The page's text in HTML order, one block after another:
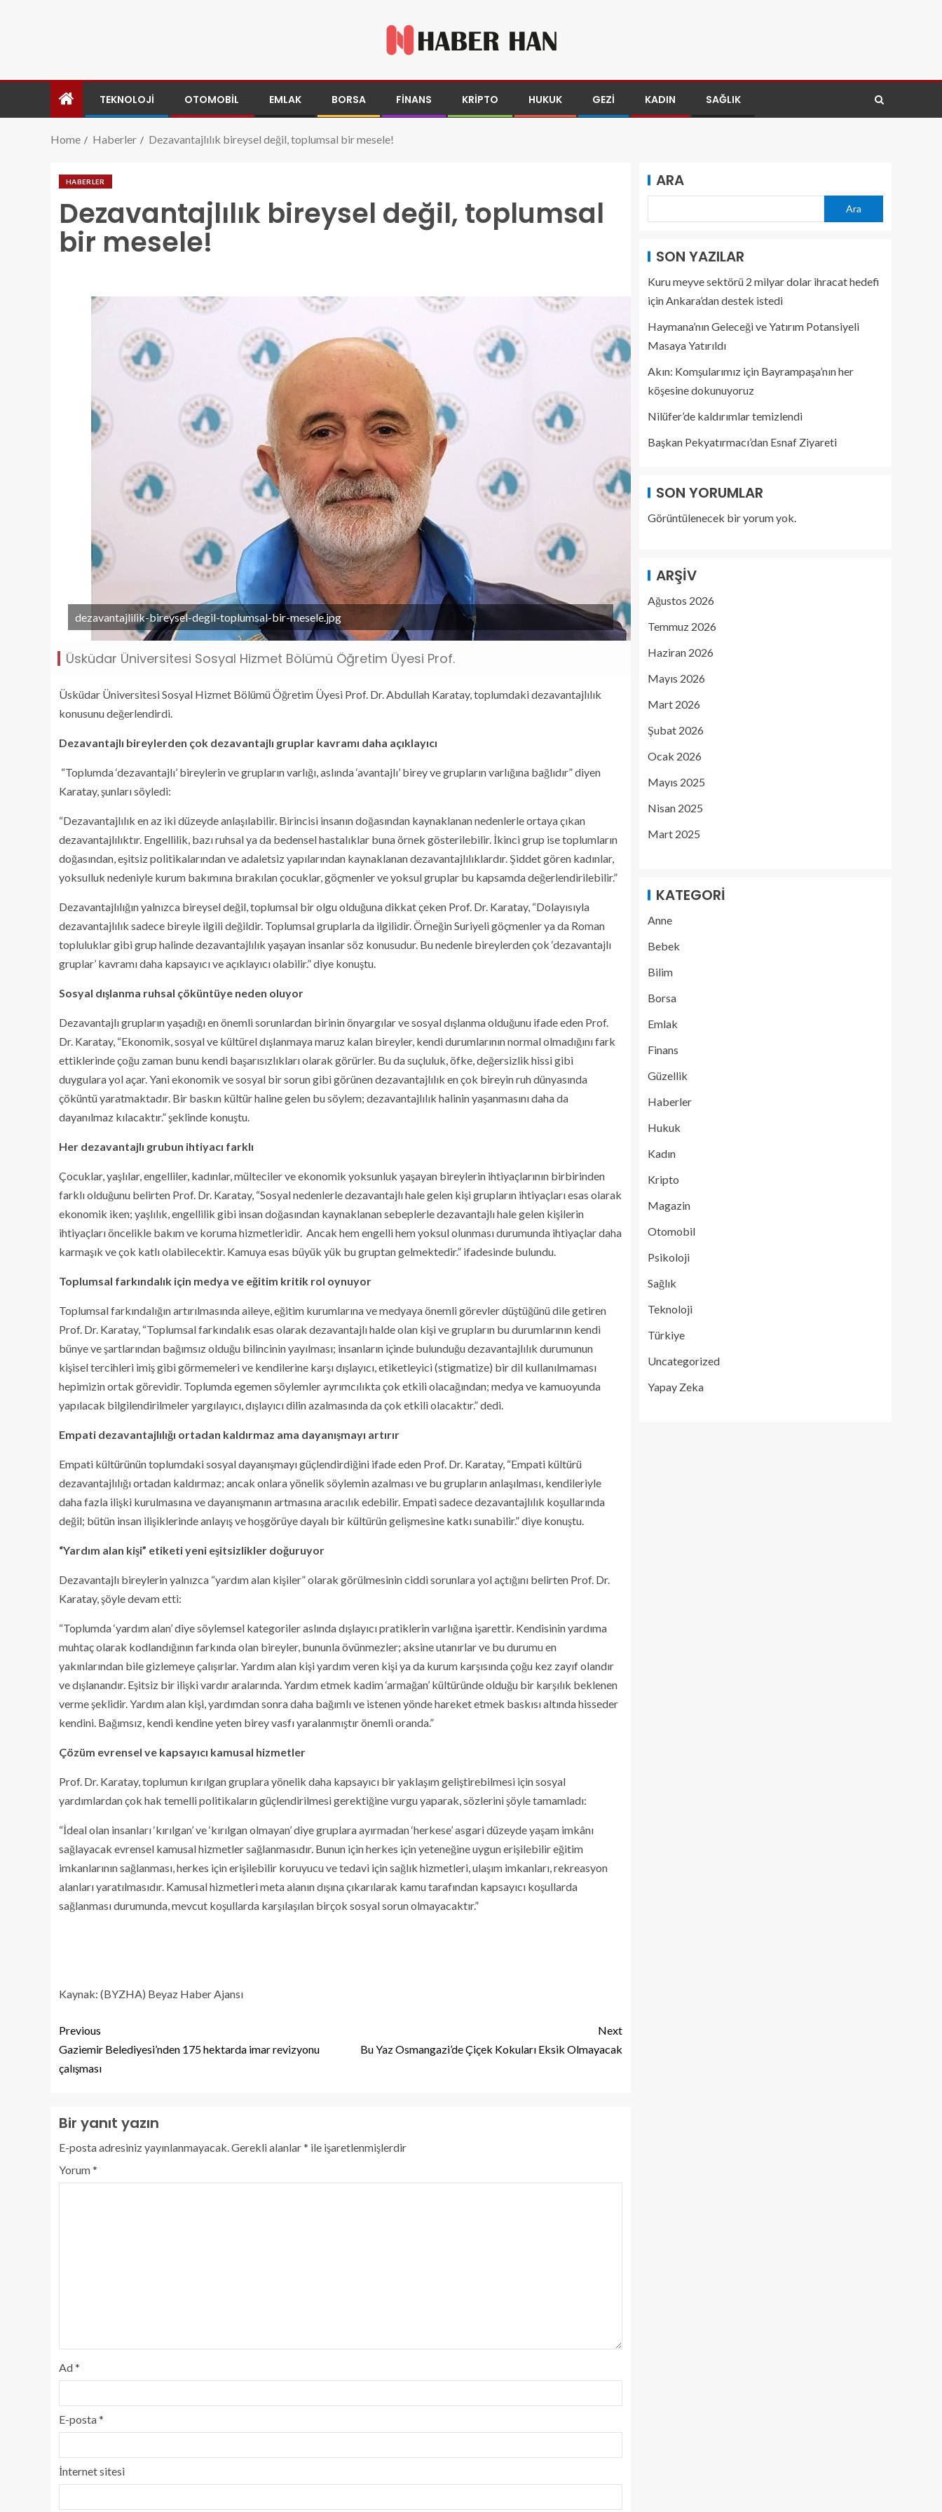
TEKNOLOJI OTOMOBIL EMLAK BORSA FINANS KRIPTO HUKUK GEZI KADIN SAĞLIK
Home Haberler Dezavantajlılık bireysel değil, toplumsal bir mesele!
HABERLER
Dezavantajlılık bireysel değil, toplumsal
bir mesele!
dezavantajlilik-bireysel-degil-toplumsal-bir-mesele.jpg
Üsküdar Üniversitesi Sosyal Hizmet Bölümü Öğretim Üyesi Prof.
Üsküdar Üniversitesi Sosyal Hizmet Bölümü Öğretim Üyesi Prof. Dr. Abdullah Karatay, toplumdaki dezavantajlılık
konusunu değerlendirdi.
Dezavantajlı bireylerden çok dezavantajlı gruplar kavramı daha açıklayıcı
“Toplumda ‘dezavantajlı’ bireylerin ve grupların varlığı, aslında ‘avantajlı’ birey ve grupların varlığına bağlıdır” diyen
Karatay, şunları söyledi:
“Dezavantajlılık en az iki düzeyde anlaşılabilir. Birincisi insanın doğasından kaynaklanan nedenlerle ortaya çıkan
dezavantajlılıktır. Engellilik, bazı ruhsal ya da bedensel hastalıklar buna örnek gösterilebilir. İkinci grup ise toplumların
doğasından, eşitsiz politikalarından ve adaletsiz yapılarından kaynaklanan dezavantajlılıklardır. Şiddet gören kadınlar,
yoksulluk nedeniyle kurum bakımına bırakılan çocuklar, göçmenler ve yoksul gruplar bu kapsamda değerlendirilebilir.”
Dezavantajlılığın yalnızca bireysel değil, toplumsal bir olgu olduğuna dikkat çeken Prof. Dr. Karatay, “Dolayısıyla
dezavantajlılık sadece bireyle ilgili değildir. Toplumsal gruplarla da ilgilidir. Örneğin Suriyeli göçmenler ya da Roman
topluluklar gibi grup halinde dezavantajlılık yaşayan insanlar söz konusudur. Bu nedenle bireylerden çok ‘dezavantajlı
gruplar’ kavramı daha kapsayıcı ve açıklayıcı olabilir.” diye konuştu.
Sosyal dışlanma ruhsal çöküntüye neden oluyor
Dezavantajlı grupların yaşadığı en önemli sorunlardan birinin önyargılar ve sosyal dışlanma olduğunu ifade eden Prof.
Dr. Karatay, “Ekonomik, sosyal ve kültürel dışlanmaya maruz kalan bireyler, kendi durumlarının normal olmadığını fark
ettiklerinde çoğu zaman bunu kendi başarısızlıkları olarak görürler. Bu da suçluluk, öfke, değersizlik hissi gibi
duygulara yol açar. Yani ekonomik ve sosyal bir sorun gibi görünen dezavantajlılık en çok bireyin ruh dünyasında
çöküntü yaratmaktadır. Bir baskın kültür haline gelen bu söylem; dezavantajlılık halinin yaşanmasını daha da
dayanılmaz kılacaktır.” şeklinde konuştu.
Her dezavantajlı grubun ihtiyacı farklı
Çocuklar, yaşlılar, engelliler, kadınlar, mülteciler ve ekonomik yoksunluk yaşayan bireylerin ihtiyaçlarının birbirinden
farklı olduğunu belirten Prof. Dr. Karatay, “Sosyal nedenlerle dezavantajlı hale gelen kişi grupların ihtiyaçları esas olarak
ekonomik iken; yaşlılık, engellilik gibi insan doğasından kaynaklanan sebeplerle dezavantajlı hale gelen kişilerin
ihtiyaçları öncelikle bakım ve koruma hizmetleridir. Ancak hem engelli hem yoksul olunması durumunda ihtiyaçlar daha
karmaşık ve çok katlı olabilecektir. Kamuya esas büyük yük bu gruptan gelmektedir.” ifadesinde bulundu.
Toplumsal farkındalık için medya ve eğitim kritik rol oynuyor
Toplumsal farkındalığın artırılmasında aileye, eğitim kurumlarına ve medyaya önemli görevler düştüğünü dile getiren
Prof. Dr. Karatay, “Toplumsal farkındalık esas olarak dezavantajlı halde olan kişi ve grupların bu durumlarının kendi
bünye ve şartlarından bağımsız olduğu bilincinin yayılması; insanların içinde bulunduğu dezavantajlılık durumunun
kişisel tercihleri imiş gibi görmemeleri ve kendilerine karşı dışlayıcı, etiketleyici (stigmatize) bir dil kullanılmaması
hepimizin ortak görevidir. Toplumda egemen söylemler ayrımcılıkta çok etkili olacağından; medya ve kamuoyunda
yapılacak bilgilendirilmeler yargılayıcı, dışlayıcı dilin azalmasında da çok etkili olacaktır.” dedi.
Empati dezavantajlılığı ortadan kaldırmaz ama dayanışmayı artırır
Empati kültürünün toplumdaki sosyal dayanışmayı güçlendirdiğini ifade eden Prof. Dr. Karatay, “Empati kültürü
dezavantajlılığı ortadan kaldırmaz; ancak onlara yönelik söylemin azalması ve bu grupların anlaşılması, kendileriyle
daha fazla ilişki kurulmasına ve dayanışmanın artmasına aracılık edebilir. Empati sadece dezavantajlılık koşullarında
değil; bütün insan ilişiklerinde anlayış ve hoşgörüye dayalı bir kültürün gelişmesine katkı sunabilir.” diye konuştu.
“Yardım alan kişi” etiketi yeni eşitsizlikler doğuruyor
Dezavantajlı bireylerin yalnızca “yardım alan kişiler” olarak görülmesinin ciddi sorunlara yol açtığını belirten Prof. Dr.
Karatay, şöyle devam etti:
“Toplumda ‘yardım alan’ diye söylemsel kategoriler aslında dışlayıcı pratiklerin varlığına işarettir. Kendisinin yardıma
muhtaç olarak kodlandığının farkında olan bireyler, bununla övünmezler; aksine utanırlar ve bu durumu en
yakınlarından bile gizlemeye çalışırlar. Yardım alan kişi yardım veren kişi ya da kurum karşısında çoğu kez zayıf olandır
ve dışlanandır. Eşitsiz bir ilişki vardır aralarında. Yardım etmek kadim ‘armağan’ kültüründe olduğu bir karşılık beklenen
verme şeklidir. Yardım alan kişi, yardımdan sonra daha bağımlı ve istenen yönde hareket etmek baskısı altında hisseder
kendini. Bağımsız, kendi kendine yeten birey vasfı yaralanmıştır önemli oranda.”
Çözüm evrensel ve kapsayıcı kamusal hizmetler
Prof. Dr. Karatay, toplumun kırılgan gruplara yönelik daha kapsayıcı bir yaklaşım geliştirebilmesi için sosyal
yardımlardan çok hak temelli politikaların güçlendirilmesi gerektiğine vurgu yaparak, sözlerini şöyle tamamladı:
“İdeal olan insanları ‘kırılgan’ ve ‘kırılgan olmayan’ diye gruplara ayırmadan ‘herkese’ asgari düzeyde yaşam imkânı
sağlayacak evrensel kamusal hizmetler sağlanmasıdır. Bunun için herkes için yeteneğine uygun erişilebilir eğitim
imkanlarının sağlanması, herkes için erişilebilir koruyucu ve tedavi için sağlık hizmetleri, ulaşım imkanları, rekreasyon
alanları yaratılmasıdır. Kamusal hizmetleri meta alanın dışına çıkarılarak kamu tarafından kapsayıcı koşullarda
sağlanması durumunda, mevcut koşullarda karşılaşılan birçok sosyal sorun olmayacaktır.”
Kaynak: (BYZHA) Beyaz Haber Ajansı
Previous
Gaziemir Belediyesi’nden 175 hektarda imar revizyonu
çalışması
Next
Bu Yaz Osmangazi’de Çiçek Kokuları Eksik Olmayacak
Bir yanıt yazın
E-posta adresiniz yayınlanmayacak.Gerekli alanlar* ile işaretlenmişlerdir
Yorum*
Ad*
E-posta*
İnternet sitesi
ARA
Ara
SON YAZILAR
Kuru meyve sektörü 2 milyar dolar ihracat hedefi
için Ankara’dan destek istedi
Haymana’nın Geleceği ve Yatırım Potansiyeli
Masaya Yatırıldı
Akın: Komşularımız için Bayrampaşa’nın her
köşesine dokunuyoruz
Nilüfer’de kaldırımlar temizlendi
Başkan Pekyatırmacı’dan Esnaf Ziyareti
SON YORUMLAR
Görüntülenecek bir yorum yok.
ARŞIV
Ağustos 2026
Temmuz 2026
Haziran 2026
Mayıs 2026
Mart 2026
Şubat 2026
Ocak 2026
Mayıs 2025
Nisan 2025
Mart 2025
KATEGORI
Anne
Bebek
Bilim
Borsa
Emlak
Finans
Güzellik
Haberler
Hukuk
Kadın
Kripto
Magazin
Otomobil
Psikoloji
Sağlık
Teknoloji
Türkiye
Uncategorized
Yapay Zeka